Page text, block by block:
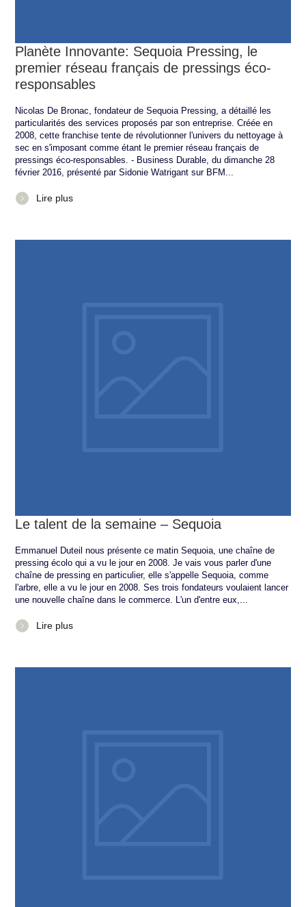
Planète Innovante: Sequoia Pressing, le
premier réseau français de pressings éco-
responsables
Nicolas De Bronac, fondateur de Sequoia Pressing, a détaillé les
particularités des services proposés par son entreprise. Créée en
2008, cette franchise tente de révolutionner l'univers du nettoyage à
sec en s'imposant comme étant le premier réseau français de
pressings éco-responsables. - Business Durable, du dimanche 28
février 2016, présenté par Sidonie Watrigant sur BFM...
Lire plus
Le talent de la semaine – Sequoia
Emmanuel Duteil nous présente ce matin Sequoia, une chaîne de
pressing écolo qui a vu le jour en 2008. Je vais vous parler d'une
chaîne de pressing en particulier, elle s'appelle Sequoia, comme
l'arbre, elle a vu le jour en 2008. Ses trois fondateurs voulaient lancer
une nouvelle chaîne dans le commerce. L'un d'entre eux,...
Lire plus